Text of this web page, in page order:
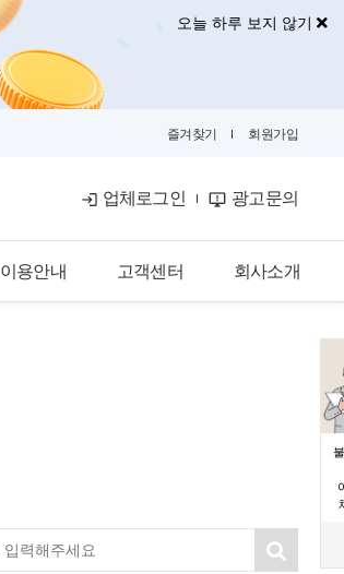
오늘 하루 보지 않기
즐겨찾기 회원가입
업체로그인 광고문의
이용안내 고객센터 회사소개